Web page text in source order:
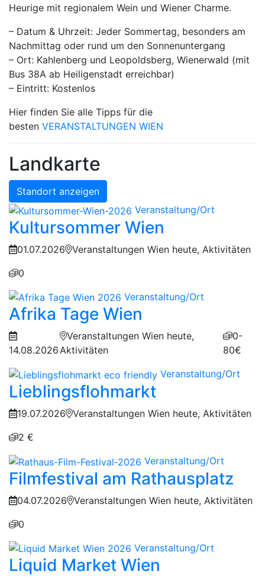
Heurige mit regionalem Wein und Wiener Charme.
– Datum & Uhrzeit: Jeder Sommertag, besonders am
Nachmittag oder rund um den Sonnenuntergang
– Ort: Kahlenberg und Leopoldsberg, Wienerwald (mit
Bus 38A ab Heiligenstadt erreichbar)
– Eintritt: Kostenlos
Hier finden Sie alle Tipps für die
besten VERANSTALTUNGEN WIEN
Landkarte
Standort anzeigen
Veranstaltung/Ort
Kultursommer Wien
01.07.2026
Veranstaltungen Wien heute, Aktivitäten
0
Veranstaltung/Ort
Afrika Tage Wien
14.08.2026
Veranstaltungen Wien heute,
Aktivitäten
0-
80€
Veranstaltung/Ort
Lieblingsflohmarkt
19.07.2026
Veranstaltungen Wien heute, Aktivitäten
2 €
Veranstaltung/Ort
Filmfestival am Rathausplatz
04.07.2026
Veranstaltungen Wien heute, Aktivitäten
0
Veranstaltung/Ort
Liquid Market Wien